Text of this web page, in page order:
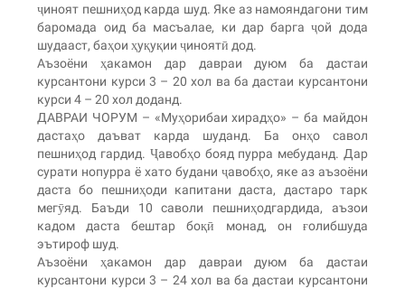
ҷиноят пешниҳод карда шуд. Яке аз намояндагони тим
баромада оид ба масъалае, ки дар барга ҷой дода
шудааст, баҳои ҳуқуқии ҷиноятӣ дод.
Аъзоёни ҳакамон дар давраи дуюм ба дастаи
курсантони курси 3 – 20 хол ва ба дастаи курсантони
курси 4 – 20 хол доданд.
ДАВРАИ ЧОРУМ – «Муҳорибаи хирадҳо» – ба майдон
дастаҳо даъват карда шуданд. Ба онҳо савол
пешниҳод гардид. Ҷавобҳо бояд пурра мебуданд. Дар
сурати нопурра ё хато будани ҷавобҳо, яке аз аъзоёни
даста бо пешниҳоди капитани даста, дастаро тарк
мегӯяд. Баъди 10 саволи пешниҳодгардида, аъзои
кадом даста бештар боқӣ монад, он ғолибшуда
эътироф шуд.
Аъзоёни ҳакамон дар давраи дуюм ба дастаи
курсантони курси 3 – 24 хол ва ба дастаи курсантони